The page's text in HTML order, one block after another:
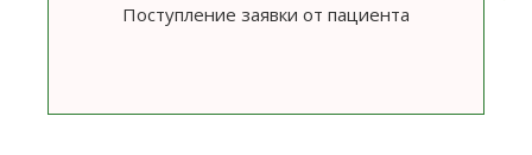
Поступление заявки от пациента